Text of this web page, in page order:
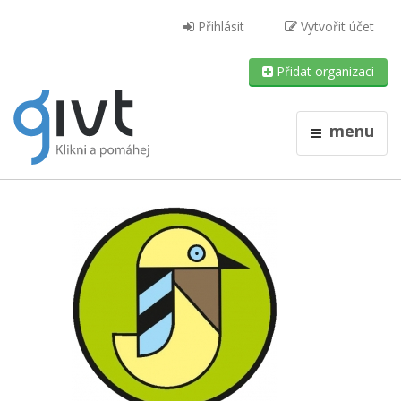
Přihlásit Vytvořit účet
Přidat organizaci
menu